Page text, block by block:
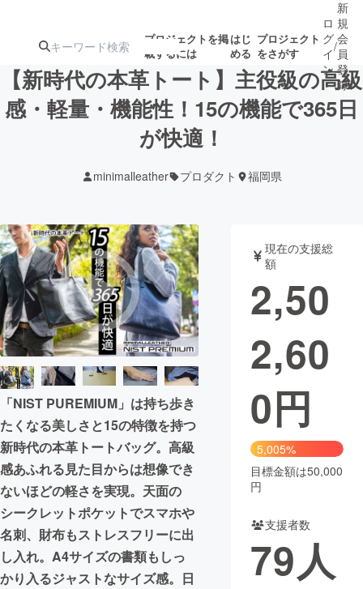
プロジェクトを掲
載するには
はじ
める
プロジェクト
をさがす
注目の新着プロ募集終了が近いプ
テクノロジー・ガジェット
映像・映画 書籍・雑誌
ビジネス・起業 チャレンジ
まちづくり・地域活性化
CAMPFIRE for Social Good
CAMPFIRE Creation
CAMPFIREふるさと納税machi-ya コミュニティ
ロ
グ
イ
ン
/
新
規
会
員
登
録
【新時代の本革トート】主役級の高級
感・軽量・機能性！15の機能で365日
が快適！
minimalleather プロダクト 福岡県
「NIST PUREMIUM」は持ち歩き
たくなる美しさと15の特徴を持つ
新時代の本革トートバッグ。高級
感あふれる見た目からは想像でき
ないほどの軽さを実現。天面の
シークレットポケットでスマホや
名刺、財布もストレスフリーに出
し入れ。A4サイズの書類もしっ
かり入るジャストなサイズ感。日
現在の支援総
額
2,50
2,60
0円
5,005%
目標金額は50,000
円
支援者数
79人